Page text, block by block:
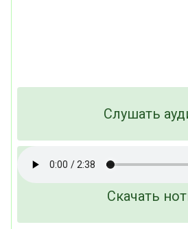
Слушать
Скачать